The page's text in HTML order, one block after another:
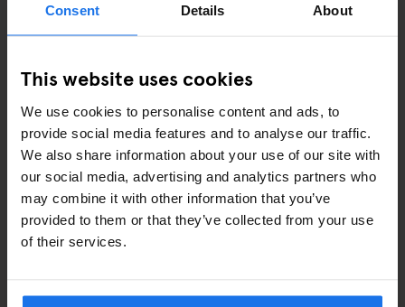
Consent Details About
This website uses cookies
We use cookies to personalise content and ads, to
provide social media features and to analyse our traffic.
We also share information about your use of our site with
our social media, advertising and analytics partners who
may combine it with other information that you’ve
provided to them or that they’ve collected from your use
of their services.
Hangslot –€8,5
Handdoek –€7
Shampoo / Douchegel –€2
Oogmasker –€3
Tandenborstelset –
Wasmiddel –€2
OOK VERKRIJGBAAR BIJ DE RECEPTIE